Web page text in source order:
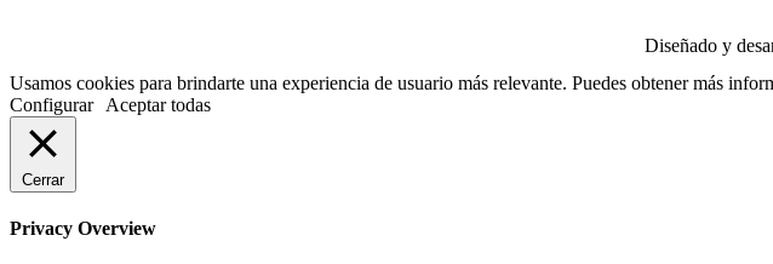
Diseñado y
Usamos cookies para brindarte una experiencia de usuario más relevante. Puedes obtener más
Configurar
Aceptar todas
Cerrar
Privacy Overview